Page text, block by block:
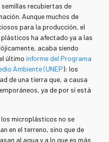
recubiertas de
Aunque muchos de
para la producción, el
ha afectado ya a las
acaba siendo
último informe del Programa
Ambiente (UNEP): los
de una tierra que, a causa
ya de por sí está
los microplásticos no se
en el terreno, sino que de
al agua y a lo que es más